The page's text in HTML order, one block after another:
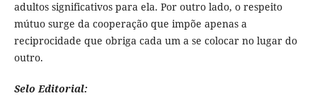
adultos significativos para ela. Por outro lado, o respeito
mútuo surge da cooperação que impõe apenas a
reciprocidade que obriga cada um a se colocar no lugar do
outro.
Selo Editorial: